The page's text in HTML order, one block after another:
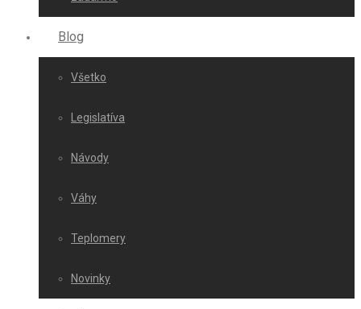
Blog
Všetko
Legislatíva
Návody
Váhy
Teplomery
Novinky